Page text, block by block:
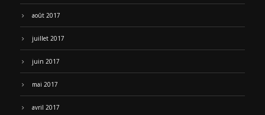
août 2017
juillet 2017
juin 2017
mai 2017
avril 2017